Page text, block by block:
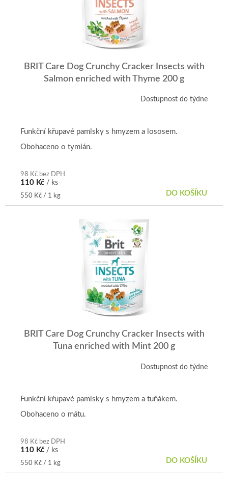
BRIT Care Dog Crunchy Cracker Insects with
Salmon enriched with Thyme 200 g
Dostupnost do týdne
98 Kč bez DPH
110 Kč / ks
Měrná
cena:
550 Kč / 1 kg DO KOŠÍKU
Funkční křupavé pamlsky s hmyzem a lososem.
Obohaceno o tymián.
BRIT Care Dog Crunchy Cracker Insects with
Tuna enriched with Mint 200 g
Dostupnost do týdne
98 Kč bez DPH
110 Kč / ks
Měrná
cena:
550 Kč / 1 kg DO KOŠÍKU
Funkční křupavé pamlsky s hmyzem a tuňákem.
Obohaceno o mátu.